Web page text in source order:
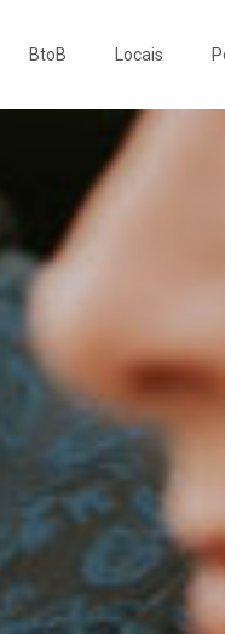
BtoB Locais